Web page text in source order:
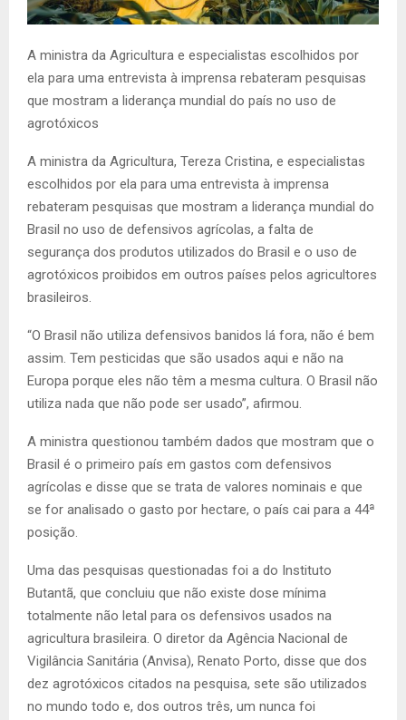
A ministra da Agricultura e especialistas escolhidos por
ela para uma entrevista à imprensa rebateram pesquisas
que mostram a liderança mundial do país no uso de
agrotóxicos
A ministra da Agricultura, Tereza Cristina, e especialistas
escolhidos por ela para uma entrevista à imprensa
rebateram pesquisas que mostram a liderança mundial do
Brasil no uso de defensivos agrícolas, a falta de
segurança dos produtos utilizados do Brasil e o uso de
agrotóxicos proibidos em outros países pelos agricultores
brasileiros.
“O Brasil não utiliza defensivos banidos lá fora, não é bem
assim. Tem pesticidas que são usados aqui e não na
Europa porque eles não têm a mesma cultura. O Brasil não
utiliza nada que não pode ser usado”, afirmou.
A ministra questionou também dados que mostram que o
Brasil é o primeiro país em gastos com defensivos
agrícolas e disse que se trata de valores nominais e que
se for analisado o gasto por hectare, o país cai para a 44ª
posição.
Uma das pesquisas questionadas foi a do Instituto
Butantã, que concluiu que não existe dose mínima
totalmente não letal para os defensivos usados na
agricultura brasileira. O diretor da Agência Nacional de
Vigilância Sanitária (Anvisa), Renato Porto, disse que dos
dez agrotóxicos citados na pesquisa, sete são utilizados
no mundo todo e, dos outros três, um nunca foi